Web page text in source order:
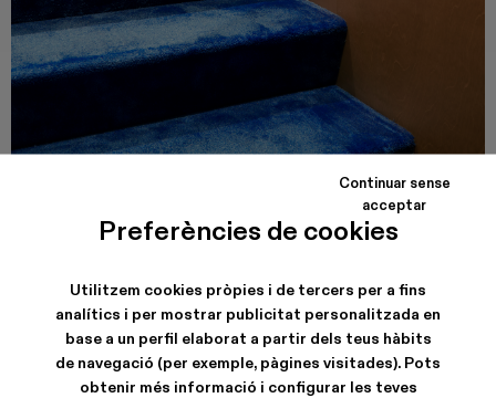
Preferències de cookies
Utilitzem cookies pròpies i de tercers per a fins
analítics i per mostrar publicitat personalitzada en
base a un perfil elaborat a partir dels teus hàbits
de navegació (per exemple, pàgines visitades). Pots
obtenir més informació i configurar les teves
Continuar sense
acceptar
Carrer de Valencia, 249